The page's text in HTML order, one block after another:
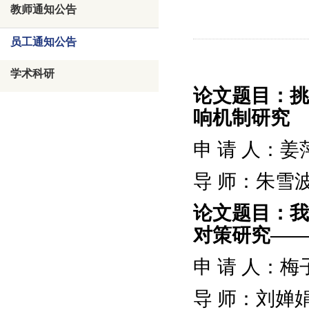
教师通知公告
员工通知公告
学术科研
论文题目：
响机制研究
申 请 人：姜
导 师：朱雪
论文题目：
对策研究——
申 请 人：梅
导 师：刘婵